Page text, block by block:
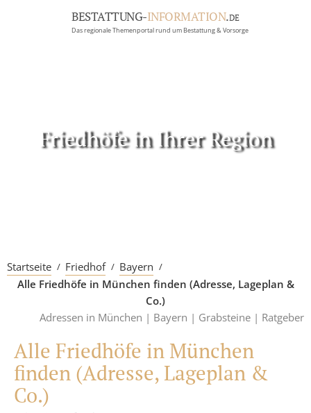
BESTATTUNG-INFORMATION.DE
Das regionale Themenportal rund um Bestattung & Vorsorge
Friedhöfe in Ihrer Region
Startseite Friedhof
Bayern
Alle Friedhöfe in München finden (Adresse, Lageplan &
Co.)
Adressen in München | Bayern | Grabsteine | Ratgeber
Alle Friedhöfe in München
finden (Adresse, Lageplan &
Co.)